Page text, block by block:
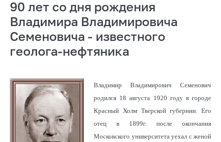
90 лет со дня рождения
Владимира Владимировича
Семеновича - известного
геолога-нефтяника
Владимир Владимирович Семенович
родился 18 августа 1920 году в городе
Красный Холм Тверской губернии. Его
отец в 1899г. после окончания
Московского университета уехал с женой